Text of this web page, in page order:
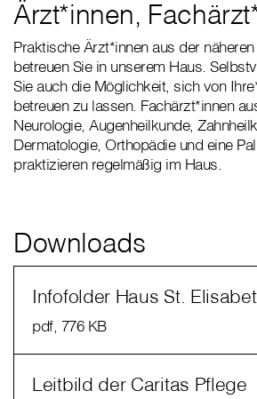
Ärzt*innen,
Praktische Ärzt*innen aus der
betreuen Sie in unserem Haus.
Sie auch die Möglichkeit, sich von
betreuen zu lassen. Fachärzt*innen
Neurologie, Augenheilkunde,
Dermatologie, Orthopädie und eine
praktizieren regelmäßig im Haus.
Downloads
Infofolder Haus St.
pdf, 776 KB
Leitbild der Caritas Pflege